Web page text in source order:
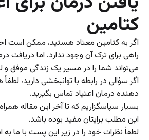
کتامین
اگر به کتامین معتاد هستید، ممکن
راهی برای ترک آن وجود ندارد. اما دریافت
می‌تواند شما را در مسیر یک زندگی موفق
اگر سؤالی در رابطه با توانبخشی دارید،
دهنده درمان اعتیاد تماس بگیرید.
بسیار سپاسگزاریم که تا آخر این مقاله
این مطلب برایتان مفید بوده باشد.
لطفاً نظرات خود را در زیر این پست با ما به